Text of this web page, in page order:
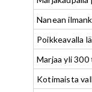
Nanean
Poikkeavalla
Marjaa yli
Kotimaista